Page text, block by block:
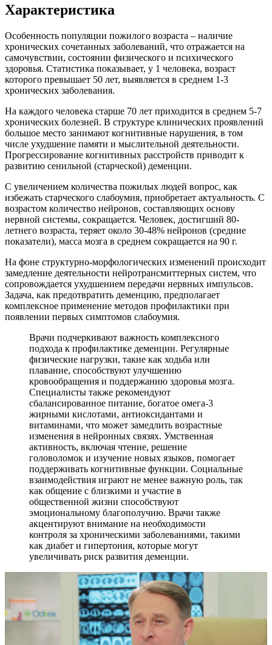
Характеристика
Особенность популяции пожилого возраста – наличие
хронических сочетанных заболеваний, что отражается на
самочувствии, состоянии физического и психического
здоровья. Статистика показывает, у 1 человека, возраст
которого превышает 50 лет, выявляется в среднем 1-3
хронических заболевания.
На каждого человека старше 70 лет приходится в среднем 5-7
хронических болезней. В структуре клинических проявлений
большое место занимают когнитивные нарушения, в том
числе ухудшение памяти и мыслительной деятельности.
Прогрессирование когнитивных расстройств приводит к
развитию сенильной (старческой) деменции.
С увеличением количества пожилых людей вопрос, как
избежать старческого слабоумия, приобретает актуальность. С
возрастом количество нейронов, составляющих основу
нервной системы, сокращается. Человек, достигший 80-
летнего возраста, теряет около 30-48% нейронов (средние
показатели), масса мозга в среднем сокращается на 90 г.
На фоне структурно-морфологических изменений происходит
замедление деятельности нейротрансмиттерных систем, что
сопровождается ухудшением передачи нервных импульсов.
Задача, как предотвратить деменцию, предполагает
комплексное применение методов профилактики при
появлении первых симптомов слабоумия.
Врачи подчеркивают важность комплексного
подхода к профилактике деменции. Регулярные
физические нагрузки, такие как ходьба или
плавание, способствуют улучшению
кровообращения и поддержанию здоровья мозга.
Специалисты также рекомендуют
сбалансированное питание, богатое омега-3
жирными кислотами, антиоксидантами и
витаминами, что может замедлить возрастные
изменения в нейронных связях. Умственная
активность, включая чтение, решение
головоломок и изучение новых языков, помогает
поддерживать когнитивные функции. Социальные
взаимодействия играют не менее важную роль, так
как общение с близкими и участие в
общественной жизни способствуют
эмоциональному благополучию. Врачи также
акцентируют внимание на необходимости
контроля за хроническими заболеваниями, такими
как диабет и гипертония, которые могут
увеличивать риск развития деменции.